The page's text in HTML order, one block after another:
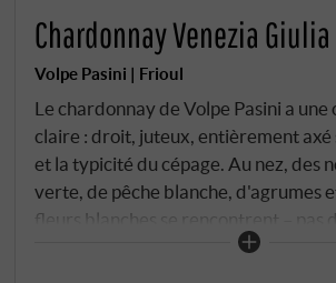
Chardonnay Venezia Giulia
Volpe Pasini | Frioul
Le chardonnay de Volpe Pasini a
claire : droit, juteux, entièrement
et la typicité du cépage. Au nez, des
verte, de pêche blanche, d'agrumes
fleurs blanches se rencontrent – pas
scène bruyante, mais un jeu subtil de